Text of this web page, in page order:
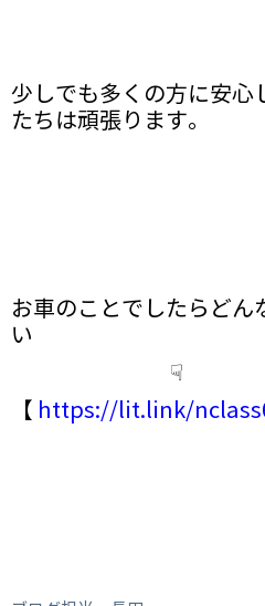
少しでも多くの方に安心
たちは頑張ります。
お車のことでしたらどん
い
☟
【 https://lit.link/